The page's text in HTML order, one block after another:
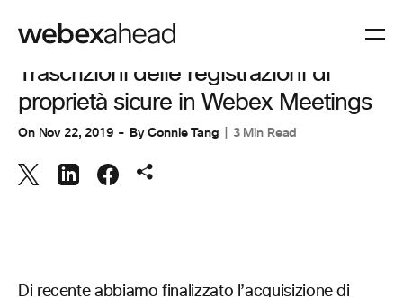
VIDEOCONFERENZE
Trascrizioni delle registrazioni di
proprietà sicure in Webex Meetings
On Nov 22, 2019 ByConnie Tang 3 Min Read
Di recente abbiamo finalizzato l’acquisizione di